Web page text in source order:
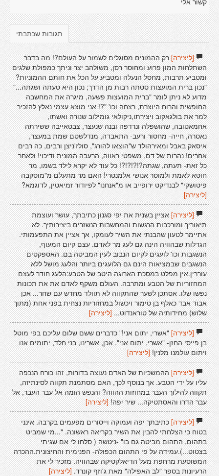
קשור אלי
תגובות שכתבתי
[ליצירה]רק ההמונים מסוגלים לשמור על העולם?! מה בדבר
השתלחות המון פרוע ומחוסר רסן, משולהב יצר וניתך כמפולת שלגים
ומטביע תרבות, מחסל הנעלה ומטביע על הכל את חותם ההמוניות?
"נכון ברית המועצות סטתה רבות מן הדרך; נכון היא טעתה ושגתה..."
מדוע לא ניתן לומר "ברית המועצות פשעה, מיגרה את המחשבה
החופשית והרוח היוצרת, רצחה וכו' "?! אני מוצא עצמי נאלץ להזכיר
למר את בולגאקוב ויצירתו,ניקולאי גומילוב שנורה ואשתו,
אחמאטובה, שהושפלה ונרדפה ובנה שנעצר, צבטאייבה ששירתה
נאסרה, חייה- מחסור ורעב- התאבדה, מנדלשטם שמת במעצר,
איסאק באבל ומאירהולד ש"הוצאו להורג", סולז'ניצן ורבים, כה רבים
אחרים! נהרות של דם, משפטי ראווה, הרעבה המונית ודיכוי! ולאחר
כל זאת- תעתה, שגתה?!?!?!?! כל עוד לא יקרא לילד בשמו, מר
חוטא לאמת ולמוסר אנושי אלמנטרי! האם מר מתעלם מ"מוסקבה
פיטושקי" לבנדיקט ירופייב או מ"אנחנו" לפיודור זמיאטין, לדוגמא?
[ליצירה]
[ליצירה]אציין בשנית את יפי סגנון כתיבתך, עושר ועוצמת
תיאוריך ומורכבות הרגשות והמחשבות הנשזרים ביצירותיך. לא
אתיימר לטעון שהבנתי את השיר לעומקו, אך אציין את התפעמותי.
הגדלות שבהוויה הינה גם לעג מר לאדם. עצם קיום המעוף,
הנשגבות וכו' לועגים לקיום הנבוב לעין המביטה בם. האספקטים
הנשגבים שבמציאות הינם גם הלועגים ביותר והלעג מושל ללא
עוררין.אין מפלט במסכת הארוגה היטב של הטבע:הלעג חודר לעצם
המחזוריות של הטבע ומתרבה. העולם משקף לאדם את את תכונות
נפשו שלו. אסתכן לשער שהתקווה לא תוולד מחדש עם שחר... אכן
אבוד אבד כאלף בן טימור ויכשול במחזוריות נצחית בפני אחת (מתוך
שלוש) מחידותיה של טוראנדוט...[ליצירה]
[ליצירה]"אשרי, יתום אני!" כדברים ששם שלום עליכם בפי מוטל
בן פייסי החזן- "אשרי, יתום אני". אכן, אשרינו, בני חלד, יתומים אנו
ויתום עולמנו מלנין! [ליצירה]
[ליצירה]ההמשכיות של האדם נעוצה בדורות, זהו כורח הנכפה
עליו על ידי הטבע. אך בנוסף לכך, האם מסתמנת תקווה לסינתיזה,
תקווה להילוך העבר במחוזות ההווה? והנפש הומה אל עבר העבר, אל
עבר הדרו והאסתטיקה... שיר יפה! [ליצירה]
[ליצירה]כתיבתך יפה ועמוקה וייסורים מפעמים בקרבה. אינני
בטוח כי הצלחתי להבין את השיר בקריאה ראשונה. "...מי שמביט
בתהום, התהום מביטה גם בו" -ניטשה ( סלחו לי אם שגיתי
בצטוט...).עמידה על פי התהום הכפולה- הפנימית והחיצונית.ההכרה
המשוסעת מרחפת מעל הדיאלקטיקה שבהוויה. מזכיר לי את
הרעיונות בספר "לב האפילה" מאת ג'וזף קונרד.[ליצירה]